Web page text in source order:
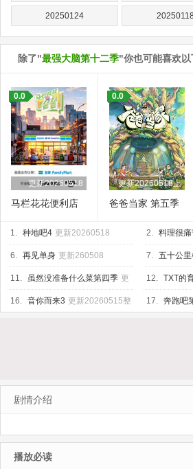
20250124 20250118
除了"最强大脑第十二季"你也可能喜欢以
更新20260518
0.0
马栏花花便利店
更新20260518上
0.0
爸爸当家 第五季
1. 种地吧4 更新20260518 2. 料理很
6. 再见单身 更新260508 7. 五十公
20260518上
11. 虽然没准备什么菜第四季 更
新260515
12. TXT的
16. 音你而来3 更新20260515整 17. 奔跑吧
剧情介绍
播放必读